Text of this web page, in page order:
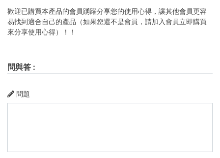
歡迎已購買本產品的會員踴躍分享您的使用心得，讓其他會員更容
易找到適合自己的產品（如果您還不是會員，請加入會員立即購買
來分享使用心得）！！
問與答 :
問題